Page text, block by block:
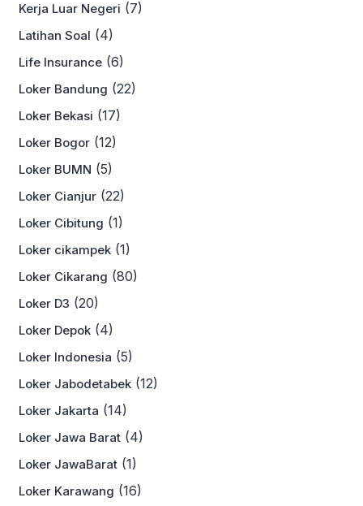
Kerja Luar Negeri (7)
Latihan Soal (4)
Life Insurance (6)
Loker Bandung (22)
Loker Bekasi (17)
Loker Bogor (12)
Loker BUMN (5)
Loker Cianjur (22)
Loker Cibitung (1)
Loker cikampek (1)
Loker Cikarang (80)
Loker D3 (20)
Loker Depok (4)
Loker Indonesia (5)
Loker Jabodetabek (12)
Loker Jakarta (14)
Loker Jawa Barat (4)
Loker JawaBarat (1)
Loker Karawang (16)